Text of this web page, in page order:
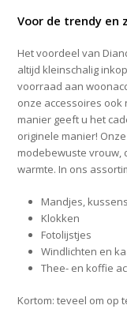
Voor de trendy en
Het voordeel van
altijd kleinschalig
voorraad aan
onze accessoires ook
manier geeft u het
originele manier!
modebewuste vrouw,
warmte. In ons
Mandjes,
Klokken
Fotolijstjes
Windlichten en
Thee- en koffie
Kortom: teveel om op